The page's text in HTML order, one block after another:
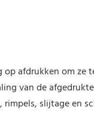
afdrukken om
van de
slijtage en